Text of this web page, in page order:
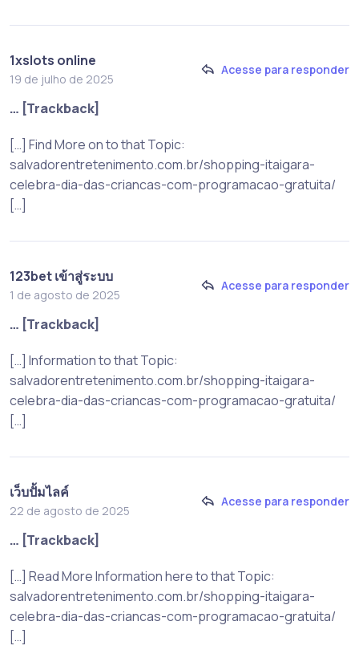
1xslots online
19 de julho de 2025
Acesse para responder
… [Trackback]
[…] Find More on to that Topic:
salvadorentretenimento.com.br/shopping-itaigara-
celebra-dia-das-criancas-com-programacao-gratuita/
[…]
123bet เข้าสู่ระบบ
1 de agosto de 2025
Acesse para responder
… [Trackback]
[…] Information to that Topic:
salvadorentretenimento.com.br/shopping-itaigara-
celebra-dia-das-criancas-com-programacao-gratuita/
[…]
เว็บปั้มไลค์
22 de agosto de 2025
Acesse para responder
… [Trackback]
[…] Read More Information here to that Topic:
salvadorentretenimento.com.br/shopping-itaigara-
celebra-dia-das-criancas-com-programacao-gratuita/
[…]